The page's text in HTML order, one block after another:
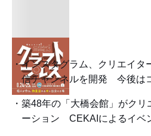
インスタグラム、クリエイタ
信チャンネルを開発 今後は
築48年の「大橋会館」がクリ
ーション CEKAIによるイベ